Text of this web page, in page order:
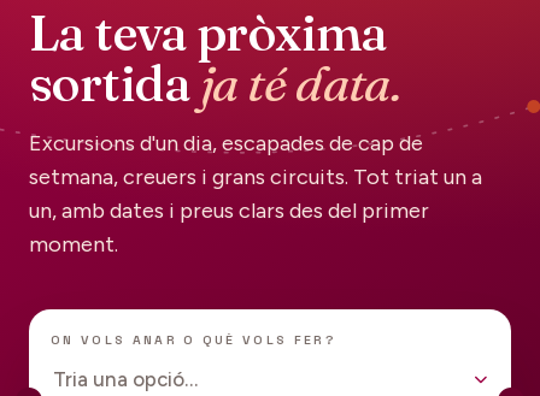
La teva pròxima
sortidaja té data.
Excursions d'un dia, escapades de cap de
setmana, creuers i grans circuits. Tot triat un a
un, amb dates i preus clars des del primer
moment.
ON VOLS ANAR O QUÈ VOLS FER?
Tria una opció…